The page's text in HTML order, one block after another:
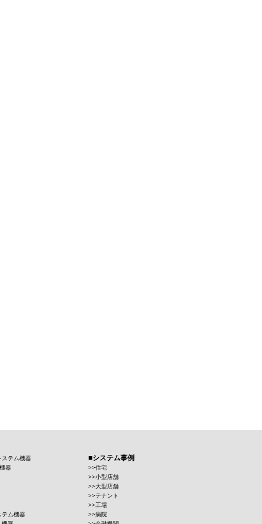
テム機器
器
テム機器
システム事例
住宅
小型店舗
大型店舗
テナント
工場
病院